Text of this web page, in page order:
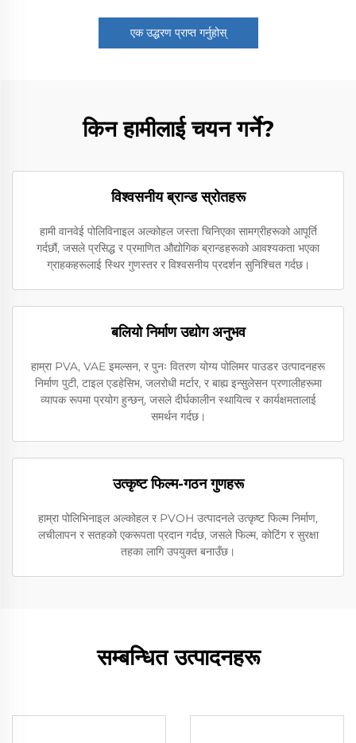
एक उद्धरण प्राप्त गर्नुहोस्
किन हामीलाई चयन गर्ने?
विश्वसनीय ब्रान्ड स्रोतहरू
हामी वानवेई पोलिविनाइल अल्कोहल जस्ता चिनिएका सामग्रीहरूको आपूर्ति
गर्दछौं, जसले प्रसिद्ध र प्रमाणित औद्योगिक ब्रान्डहरूको आवश्यकता भएका
ग्राहकहरूलाई स्थिर गुणस्तर र विश्वसनीय प्रदर्शन सुनिश्चित गर्दछ।
बलियो निर्माण उद्योग अनुभव
हाम्रा PVA, VAE इमल्सन, र पुनः वितरण योग्य पोलिमर पाउडर उत्पादनहरू
निर्माण पुटी, टाइल एडहेसिभ, जलरोधी मर्टार, र बाह्य इन्सुलेसन प्रणालीहरूमा
व्यापक रूपमा प्रयोग हुन्छन्, जसले दीर्घकालीन स्थायित्व र कार्यक्षमतालाई
समर्थन गर्दछ।
उत्कृष्ट फिल्म-गठन गुणहरू
हाम्रा पोलिभिनाइल अल्कोहल र PVOH उत्पादनले उत्कृष्ट फिल्म निर्माण,
लचीलापन र सतहको एकरूपता प्रदान गर्दछ, जसले फिल्म, कोटिंग र सुरक्षा
तहका लागि उपयुक्त बनाउँछ।
सम्बन्धित उत्पादनहरू